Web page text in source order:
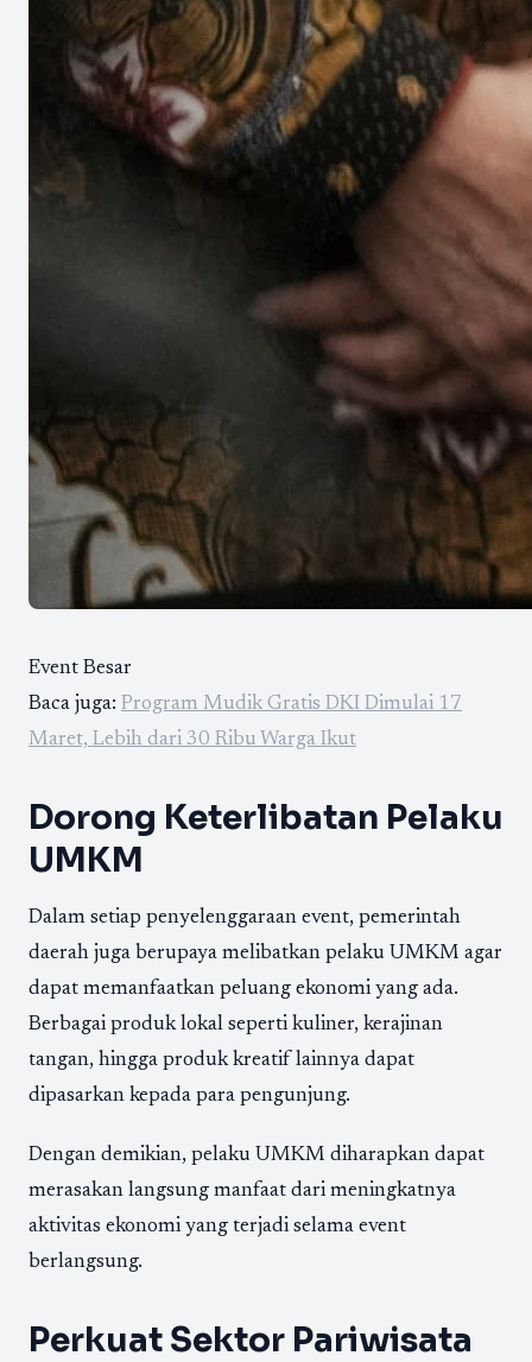
Event Besar
Baca juga: Program Mudik Gratis DKI Dimulai 17
Maret, Lebih dari 30 Ribu Warga Ikut
Dorong Keterlibatan Pelaku
UMKM
Dalam setiap penyelenggaraan event, pemerintah
daerah juga berupaya melibatkan pelaku UMKM agar
dapat memanfaatkan peluang ekonomi yang ada.
Berbagai produk lokal seperti kuliner, kerajinan
tangan, hingga produk kreatif lainnya dapat
dipasarkan kepada para pengunjung.
Dengan demikian, pelaku UMKM diharapkan dapat
merasakan langsung manfaat dari meningkatnya
aktivitas ekonomi yang terjadi selama event
berlangsung.
Perkuat Sektor Pariwisata